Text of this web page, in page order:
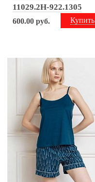
11029.2H-922.1305
Купить
600.00 руб.